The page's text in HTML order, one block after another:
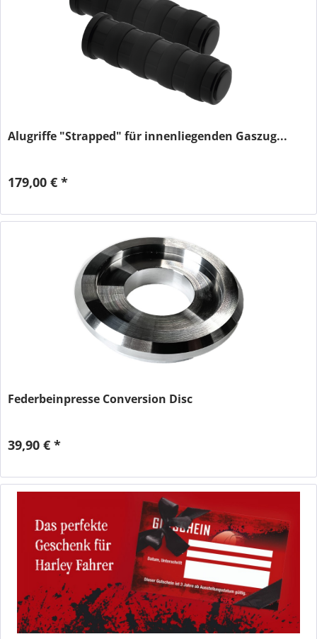
Alugriffe "Strapped" für innenliegenden Gaszug...
179,00 € *
Federbeinpresse Conversion Disc
39,90 € *